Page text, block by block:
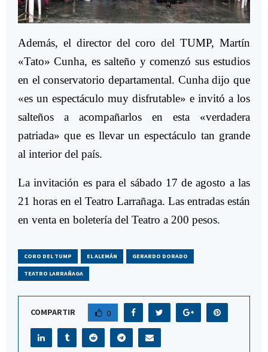
Además, el director del coro del TUMP, Martín
«Tato» Cunha, es salteño y comenzó sus estudios
en el conservatorio departamental. Cunha dijo que
«es un espectáculo muy disfrutable» e invitó a los
salteños a acompañarlos en esta «verdadera
patriada» que es llevar un espectáculo tan grande
al interior del país.
La invitación es para el sábado 17 de agosto a las
21 horas en el Teatro Larrañaga. Las entradas están
en venta en boletería del Teatro a 200 pesos.
CORO DEL TUMP EL ALEMÁN GERARDO DORADO
TEATRO LARRAÑAGA
COMPARTIR 0